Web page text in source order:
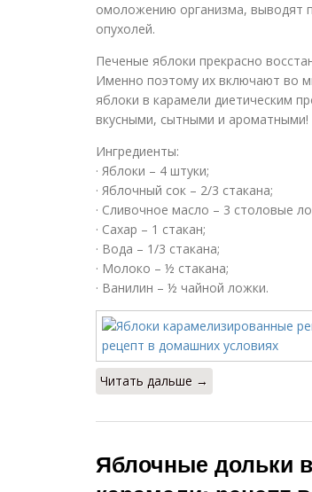
омоложению организма, выводят
опухолей.
Печеные яблоки прекрасно
Именно поэтому их включают во
яблоки в карамели диетическим
вкусными, сытными и ароматными!
Ингредиенты:
· Яблоки – 4 штуки;
· Яблочный сок – 2/3 стакана;
· Сливочное масло – 3 столовые
· Сахар – 1 стакан;
· Вода – 1/3 стакана;
· Молоко – ½ стакана;
· Ванилин – ½ чайной ложки.
Читать дальше →
Яблочные дольки